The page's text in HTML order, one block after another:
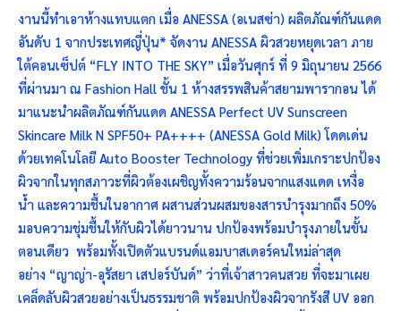
งานนี้ทำเอาห้างแทบแตก เมื่อ ANESSA (อเนสซ่า) ผลิตภัณฑ์กันแดด
อันดับ 1 จากประเทศญี่ปุ่น* จัดงาน ANESSA ผิวสวยหยุดเวลา ภาย
ใต้คอนเซ็ปต์ “FLY INTO THE SKY” เมื่อวันศุกร์ ที่ 9 มิถุนายน 2566
ที่ผ่านมา ณ Fashion Hall ชั้น 1 ห้างสรรพสินค้าสยามพารากอน ได้
มาแนะนำผลิตภัณฑ์กันแดด ANESSA Perfect UV Sunscreen
Skincare Milk N SPF50+ PA++++ (ANESSA Gold Milk) โดดเด่น
ด้วยเทคโนโลยี Auto Booster Technology ที่ช่วยเพิ่มเกราะปกป้อง
ผิวจากในทุกสภาวะที่ผิวต้องเผชิญทั้งความร้อนจากแสงแดด เหงื่อ
น้ำ และความชื้นในอากาศ ผสานส่วนผสมของสารบำรุงมากถึง 50%
มอบความชุ่มชื้นให้กับผิวได้ยาวนาน ปกป้องพร้อมบำรุงภายในขั้น
ตอนเดียว พร้อมทั้งเปิดตัวแบรนด์แอมบาสเดอร์คนใหม่ล่าสุด
อย่าง “ญาญ่า-อุรัสยา เสปอร์บันด์” ว่าที่เจ้าสาวคนสวย ที่จะมาเผย
เคล็ดลับผิวสวยอย่างเป็นธรรมชาติ พร้อมปกป้องผิวจากรังสี UV ออก